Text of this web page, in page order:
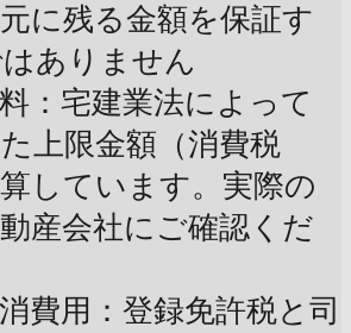
に残る金額を保証す
ありません
：宅建業法によって
上限金額（消費税
しています。実際の
産会社にご確認くだ
費用：登録免許税と司